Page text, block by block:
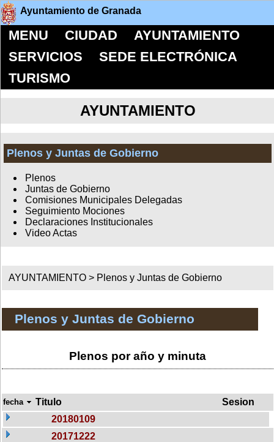
Ayuntamiento de Granada
MENU CIUDAD
AYUNTAMIENTO
SERVICIOS
SEDE ELECTRÓNICA
TURISMO
AYUNTAMIENTO
Plenos y Juntas de Gobierno
Plenos
Juntas de Gobierno
Comisiones Municipales Delegadas
Seguimiento Mociones
Declaraciones Institucionales
Video Actas
AYUNTAMIENTO > Plenos y Juntas de Gobierno
Plenos y Juntas de Gobierno
Plenos por año y minuta
fecha Titulo
Sesion
20180109
20171222